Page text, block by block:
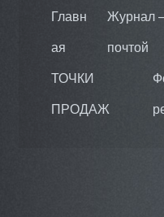
Главн
ая
Журнал
почтой
ТОЧКИ
ПРОДАЖ